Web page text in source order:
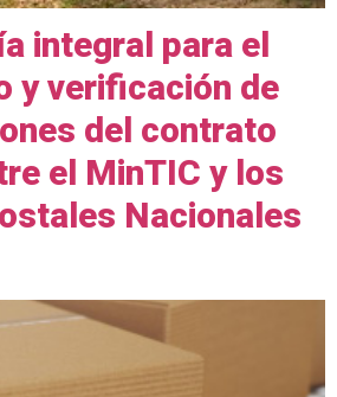
integral para el
y verificación de
del contrato
el MinTIC y los
Nacionales